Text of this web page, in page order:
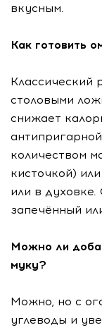
вкусным.
Как готовить
Классический
столовыми
снижает
количеством
кисточкой)
или в
запечённый
Можно ли
муку?
Можно, но с
углеводы и